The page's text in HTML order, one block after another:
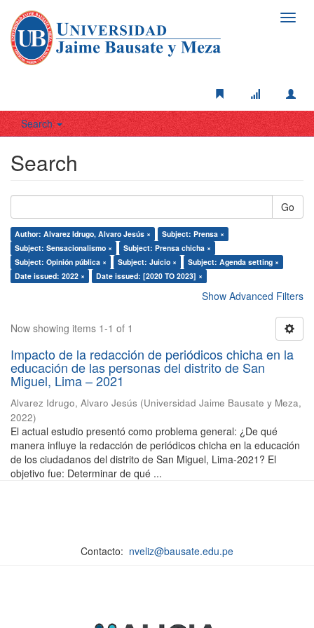
Search
Search
Go
Author: Alvarez Idrugo, Alvaro Jesús ×
Subject: Prensa ×
Subject: Sensacionalismo ×
Subject: Prensa chicha ×
Subject: Opinión pública ×
Subject: Juicio ×
Subject: Agenda setting ×
Date issued: 2022 ×
Date issued: [2020 TO 2023] ×
Show Advanced Filters
Now showing items 1-1 of 1
Impacto de la redacción de periódicos chicha en la
educación de las personas del distrito de San
Miguel, Lima – 2021
Alvarez Idrugo, Alvaro Jesús (Universidad Jaime Bausate y Meza,
2022)
El actual estudio presentó como problema general: ¿De qué
manera influye la redacción de periódicos chicha en la educación
de los ciudadanos del distrito de San Miguel, Lima-2021? El
objetivo fue: Determinar de qué ...
Contacto: nveliz@bausate.edu.pe